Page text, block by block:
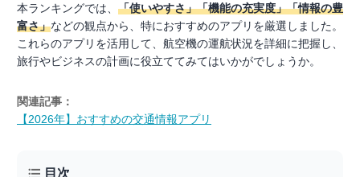
本ランキングでは、 「使いやすさ」「機能の充実度」「情報の豊
富さ」などの観点から、特におすすめのアプリを厳選しました。
これらのアプリを活用して、航空機の運航状況を詳細に把握し、
旅行やビジネスの計画に役立ててみてはいかがでしょうか。
関連記事：
【2026年】おすすめの交通情報アプリ
目次